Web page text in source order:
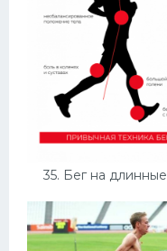
35. Бег на